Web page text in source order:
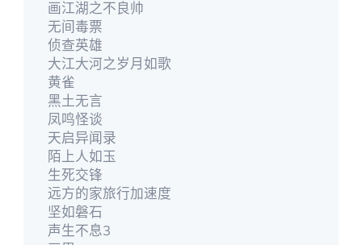
画江湖之不良帅
无间毒票
侦查英雄
大江大河之岁月如歌
黄雀
黑土无言
凤鸣怪谈
天启异闻录
陌上人如玉
生死交锋
远方的家旅行加速度
坚如磐石
声生不息3